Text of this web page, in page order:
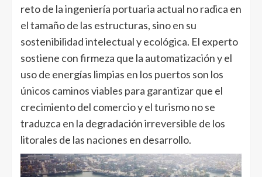
reto de la ingeniería portuaria actual no radica en
el tamaño de las estructuras, sino en su
sostenibilidad intelectual y ecológica. El experto
sostiene con firmeza que la automatización y el
uso de energías limpias en los puertos son los
únicos caminos viables para garantizar que el
crecimiento del comercio y el turismo no se
traduzca en la degradación irreversible de los
litorales de las naciones en desarrollo.